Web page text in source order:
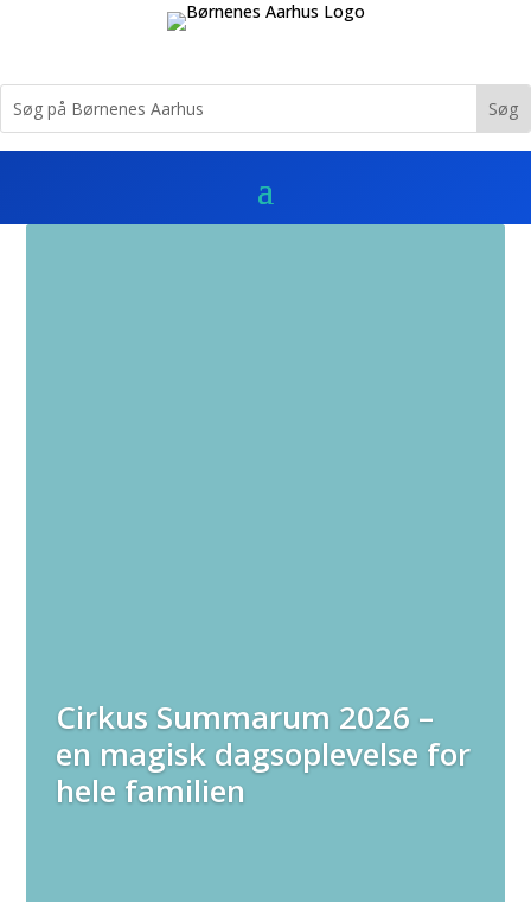
Cirkus Summarum 2026 –
en magisk dagsoplevelse for
hele familien